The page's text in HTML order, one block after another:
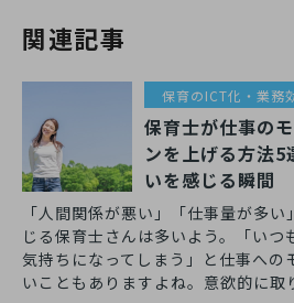
関連記事
保育のICT化・業務
保育士が仕事の
ンを上げる方法5
いを感じる瞬間
「人間関係が悪い」「仕事量が多
じる保育士さんは多いよう。「いつ
気持ちになってしまう」と仕事への
いこともありますよね。意欲的に取